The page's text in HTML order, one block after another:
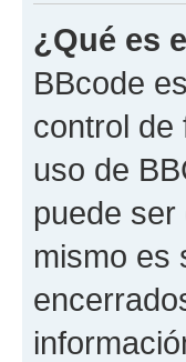
¿Qué es
BBcode
control de
uso de
puede
mismo es